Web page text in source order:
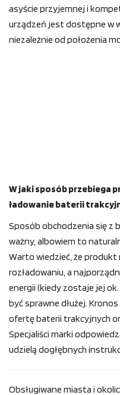
asyście przyjemnej i
urządzeń jest dostępne w
niezależnie od położenia
W jaki sposób przebiega
ładowanie baterii
Sposób obchodzenia się z
ważny, albowiem to
Warto wiedzieć, że produkt
rozładowaniu, a
energii (kiedy zostaje jej
być sprawne dłużej.
ofertę baterii trakcyjnych
Specjaliści marki
udzielą dogłębnych
Obsługiwane miasta i